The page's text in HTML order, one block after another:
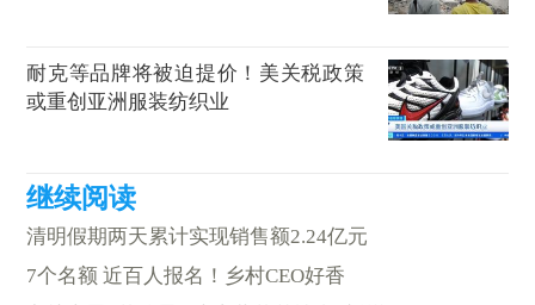
耐克等品牌将被迫提价！美关税政策
或重创亚洲服装纺织业
清明假期两天累计实现销售额2.24亿元
7个名额 近百人报名！乡村CEO好香